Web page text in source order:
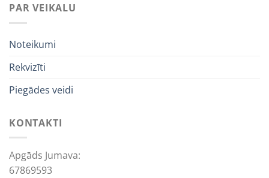
PAR VEIKALU
Noteikumi
Rekvizīti
Piegādes veidi
KONTAKTI
Apgāds Jumava:
67869593